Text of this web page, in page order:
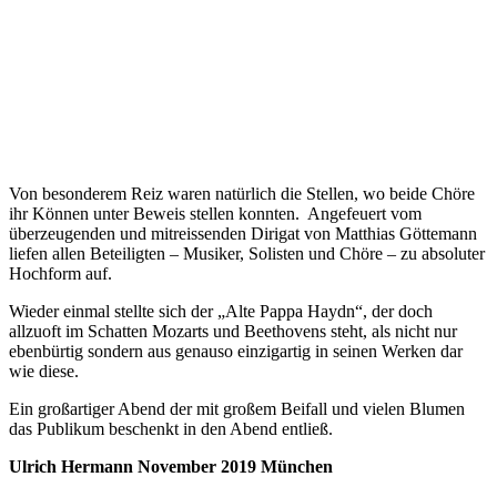
Von besonderem Reiz waren natürlich die Stellen, wo beide Chöre
ihr Können unter Beweis stellen konnten. Angefeuert vom
überzeugenden und mitreissenden Dirigat von Matthias Göttemann
liefen allen Beteiligten – Musiker, Solisten und Chöre – zu absoluter
Hochform auf.
Wieder einmal stellte sich der „Alte Pappa Haydn“, der doch
allzuoft im Schatten Mozarts und Beethovens steht, als nicht nur
ebenbürtig sondern aus genauso einzigartig in seinen Werken dar
wie diese.
Ein großartiger Abend der mit großem Beifall und vielen Blumen
das Publikum beschenkt in den Abend entließ.
Ulrich Hermann November 2019 München